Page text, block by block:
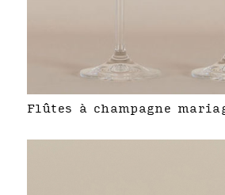
Flûtes à champagne